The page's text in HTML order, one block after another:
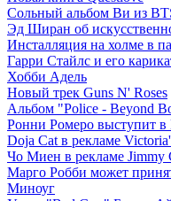
Сольный альбом Ви из
Эд Ширан об
Инсталляция на холме в
Гарри Стайлс и его
Хобби Адель
Новый трек Guns N' Roses
Альбом "Police - Beyond
Ронни Ромеро выступит в
Doja Cat в рекламе
Чо Миен в рекламе Jimmy
Марго Робби может
Миноуг